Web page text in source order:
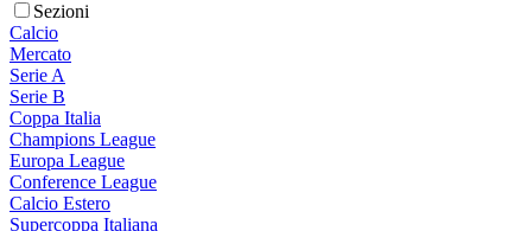
Sezioni
Calcio
Mercato
Serie A
Serie B
Coppa Italia
Champions League
Europa League
Conference League
Calcio Estero
Supercoppa Italiana